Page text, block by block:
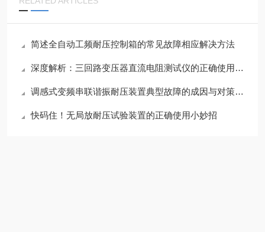
简述全自动工频耐压控制箱的常见故障相应解决方法
深度解析：三回路变压器直流电阻测试仪的正确使用方法全攻略
调感式变频串联谐振耐压装置典型故障的成因与对策分享
快码住！无局放耐压试验装置的正确使用小妙招